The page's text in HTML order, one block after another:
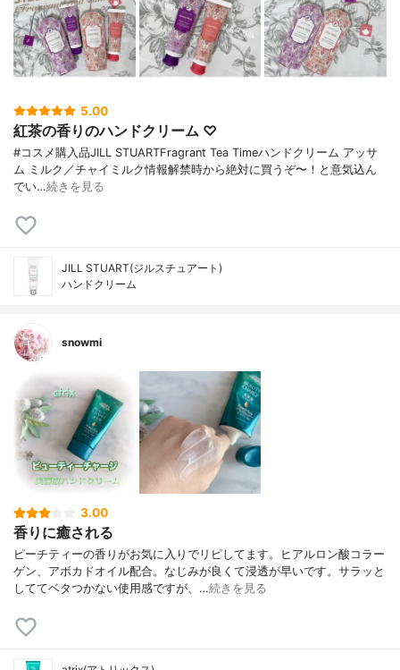
5.00
紅茶の香りのハンドクリーム ♡
#コスメ購入品JILL STUARTFragrant Tea Timeハンドクリーム アッサ
ム ミルク／チャイミルク情報解禁時から絶対に買うぞ〜！と意気込ん
でい…続きを見る
JILL STUART(ジルスチュアート)
ハンドクリーム
snowmi
3.00
香りに癒される
ピーチティーの香りがお気に入りでリピしてます。ヒアルロン酸コラー
ゲン、アボカドオイル配合。なじみが良くて浸透が早いです。サラッと
しててベタつかない使用感ですが、…続きを見る